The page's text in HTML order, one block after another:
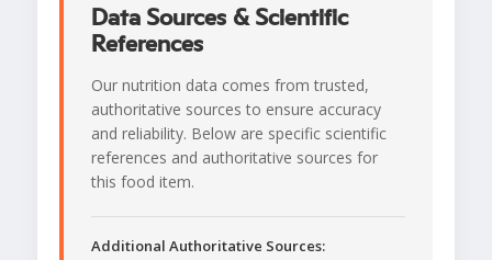
Data Sources & Scientific
References
Our nutrition data comes from trusted,
authoritative sources to ensure accuracy
and reliability. Below are specific scientific
references and authoritative sources for
this food item.
Additional Authoritative Sources: